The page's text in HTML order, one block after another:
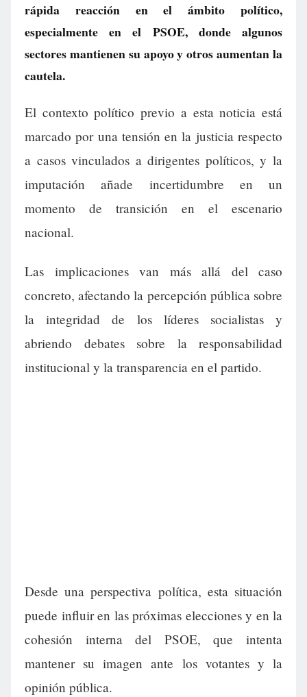
rápida reacción en el ámbito político,
especialmente en el PSOE, donde algunos
sectores mantienen su apoyo y otros aumentan la
cautela.
El contexto político previo a esta noticia está
marcado por una tensión en la justicia respecto
a casos vinculados a dirigentes políticos, y la
imputación añade incertidumbre en un
momento de transición en el escenario
nacional.
Las implicaciones van más allá del caso
concreto, afectando la percepción pública sobre
la integridad de los líderes socialistas y
abriendo debates sobre la responsabilidad
institucional y la transparencia en el partido.
Desde una perspectiva política, esta situación
puede influir en las próximas elecciones y en la
cohesión interna del PSOE, que intenta
mantener su imagen ante los votantes y la
opinión pública.